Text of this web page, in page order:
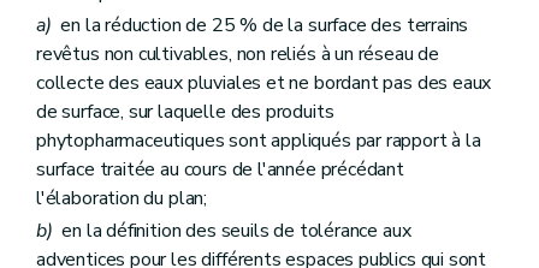
a) en la réduction de 25 % de la surface des terrains
revêtus non cultivables, non reliés à un réseau de
collecte des eaux pluviales et ne bordant pas des eaux
de surface, sur laquelle des produits
phytopharmaceutiques sont appliqués par rapport à la
surface traitée au cours de l'année précédant
l'élaboration du plan;
b) en la définition des seuils de tolérance aux
adventices pour les différents espaces publics qui sont